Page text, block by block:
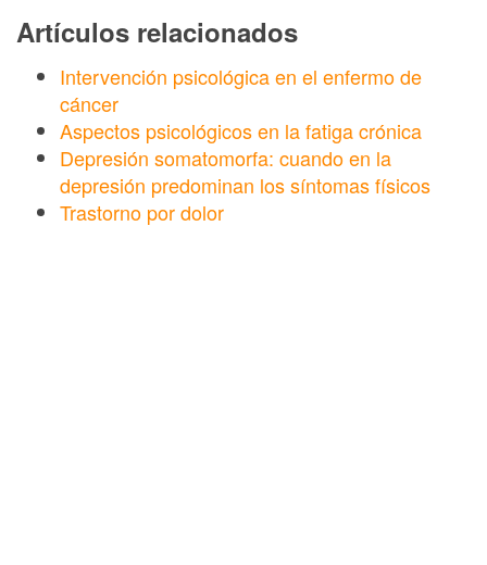
Artículos relacionados
Intervención psicológica en el enfermo de
cáncer
Aspectos psicológicos en la fatiga crónica
Depresión somatomorfa: cuando en la
depresión predominan los síntomas físicos
Trastorno por dolor